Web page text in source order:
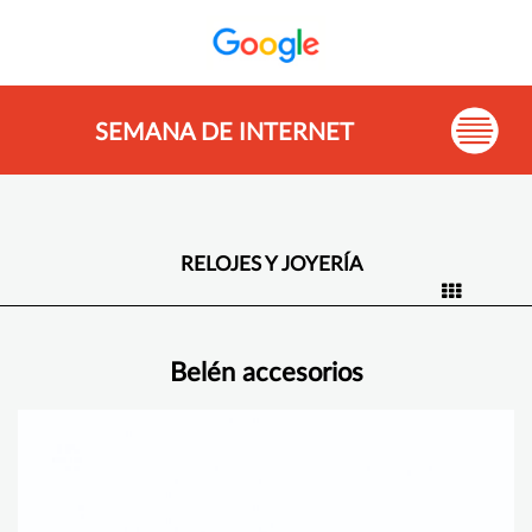
SEMANA DE INTERNET
RELOJES Y JOYERÍA
Belén accesorios